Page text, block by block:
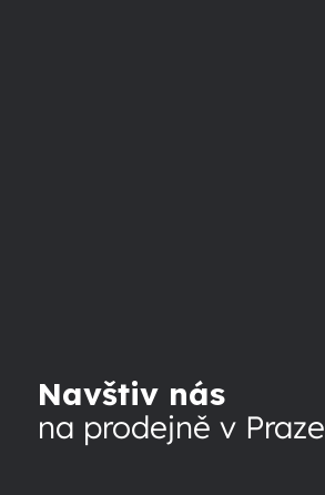
Navštiv nás
na prodejně v Praze